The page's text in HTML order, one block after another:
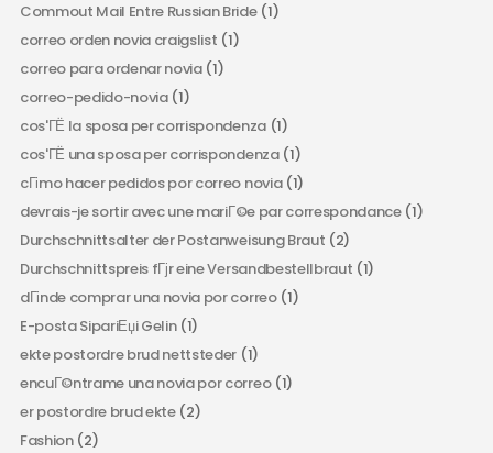
Commout Mail Entre Russian Bride(1)
correo orden novia craigslist (1)
correo para ordenar novia(1)
correo-pedido-novia(1)
cos'ГЁ la sposa per corrispondenza(1)
cos'ГЁ una sposa per corrispondenza(1)
cГіmo hacer pedidos por correo novia(1)
devrais-je sortir avec une mariГ©e par correspondance(1)
Durchschnittsalter der Postanweisung Braut (2)
Durchschnittspreis fГјr eine Versandbestellbraut (1)
dГіnde comprar una novia por correo(1)
E-posta SipariЕџi Gelin(1)
ekte postordre brud nettsteder (1)
encuГ©ntrame una novia por correo(1)
er postordre brud ekte(2)
Fashion(2)